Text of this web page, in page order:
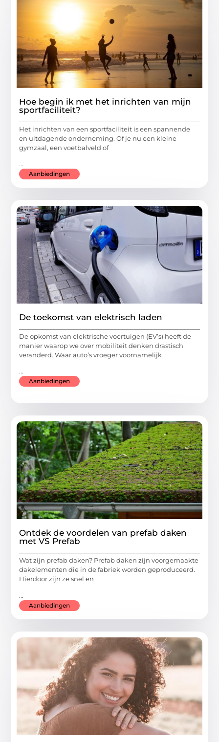
Hoe begin ik met het inrichten van mijn
sportfaciliteit?
Het inrichten van een sportfaciliteit is een spannende
en uitdagende onderneming. Of je nu een kleine
gymzaal, een voetbalveld of
...
Aanbiedingen
De toekomst van elektrisch laden
De opkomst van elektrische voertuigen (EV’s) heeft de
manier waarop we over mobiliteit denken drastisch
veranderd. Waar auto’s vroeger voornamelijk
...
Aanbiedingen
Ontdek de voordelen van prefab daken
met VS Prefab
Wat zijn prefab daken? Prefab daken zijn voorgemaakte
dakelementen die in de fabriek worden geproduceerd.
Hierdoor zijn ze snel en
...
Aanbiedingen